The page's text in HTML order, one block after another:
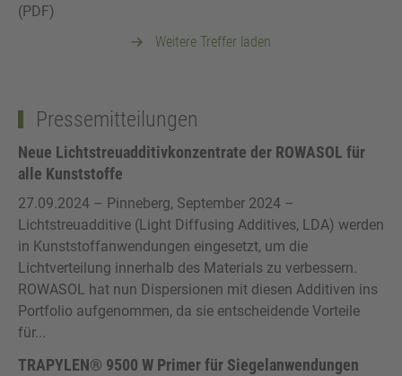
(PDF)
Weitere Treffer laden
Pressemitteilungen
Neue Lichtstreuadditivkonzentrate der ROWASOL für
alle Kunststoffe
27.09.2024 – Pinneberg, September 2024 –
Lichtstreuadditive (Light Diffusing Additives, LDA) werden
in Kunststoffanwendungen eingesetzt, um die
Lichtverteilung innerhalb des Materials zu verbessern.
ROWASOL hat nun Dispersionen mit diesen Additiven ins
Portfolio aufgenommen, da sie entscheidende Vorteile
für...
TRAPYLEN® 9500 W Primer für Siegelanwendungen